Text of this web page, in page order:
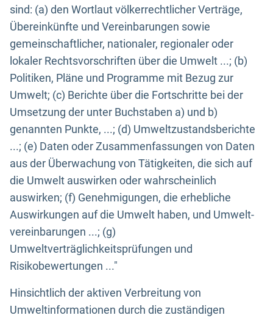
sind: (a) den Wortlaut völkerrechtlicher Verträge,
Übereinkünfte und Vereinbarungen sowie
gemeinschaftlicher, nationaler, regionaler oder
lokaler Rechtsvorschriften über die Umwelt ...; (b)
Politiken, Pläne und Programme mit Bezug zur
Umwelt; (c) Berichte über die Fortschritte bei der
Umsetzung der unter Buchstaben a) und b)
genannten Punkte, ...; (d) Umweltzustandsberichte
...; (e) Daten oder Zusammenfassungen von Daten
aus der Überwachung von Tätigkeiten, die sich auf
die Umwelt auswirken oder wahrscheinlich
auswirken; (f) Genehmigungen, die erhebliche
Auswirkungen auf die Umwelt haben, und Umwelt-
vereinbarungen ...; (g)
Umweltverträglichkeitsprüfungen und
Risikobewertungen ..."
Hinsichtlich der aktiven Verbreitung von
Umweltinformationen durch die zuständigen